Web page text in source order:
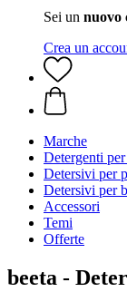
Sei un nuovo
Crea un
Marche
Detergenti per
Detersivi per
Detersivi per
Accessori
Temi
Offerte
beeta -